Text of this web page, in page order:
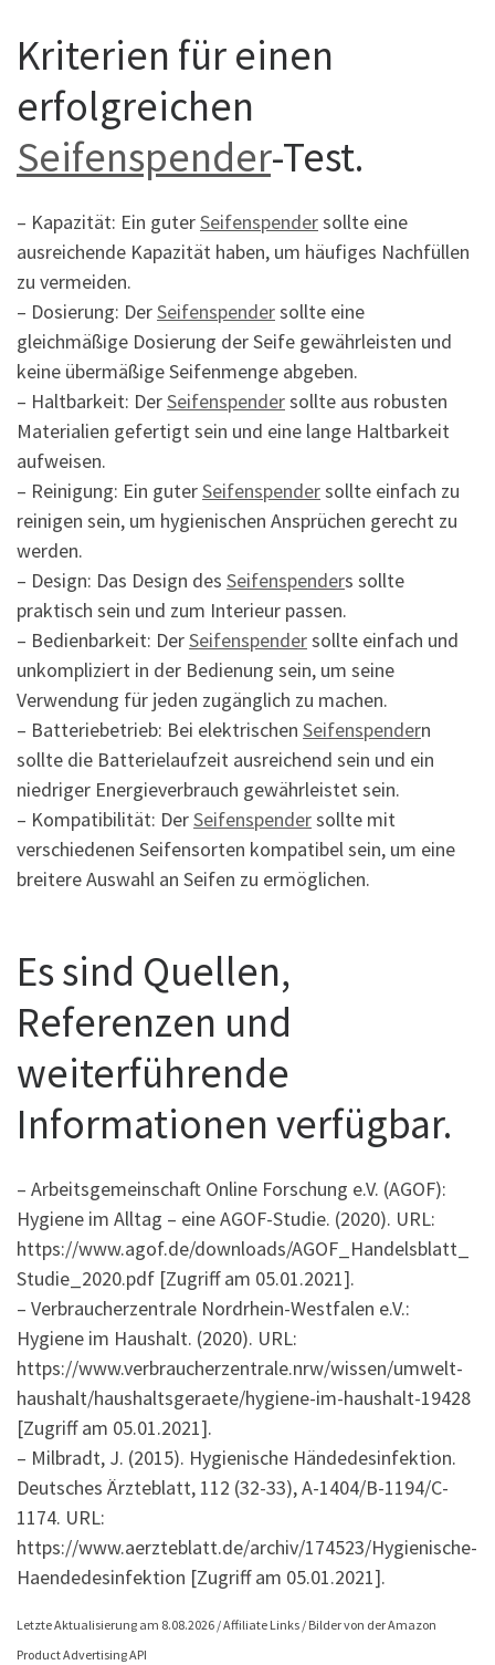
Kriterien für einen
erfolgreichen
Seifenspender-Test.
– Kapazität: Ein guterSeifenspendersollte eine
ausreichende Kapazität haben, um häufiges Nachfüllen
zu vermeiden.
– Dosierung: DerSeifenspendersollte eine
gleichmäßige Dosierung der Seife gewährleisten und
keine übermäßige Seifenmenge abgeben.
– Haltbarkeit: DerSeifenspendersollte aus robusten
Materialien gefertigt sein und eine lange Haltbarkeit
aufweisen.
– Reinigung: Ein guterSeifenspendersollte einfach zu
reinigen sein, um hygienischen Ansprüchen gerecht zu
werden.
– Design: Das Design des Seifenspenders sollte
praktisch sein und zum Interieur passen.
– Bedienbarkeit: DerSeifenspendersollte einfach und
unkompliziert in der Bedienung sein, um seine
Verwendung für jeden zugänglich zu machen.
– Batteriebetrieb: Bei elektrischen Seifenspendern
sollte die Batterielaufzeit ausreichend sein und ein
niedriger Energieverbrauch gewährleistet sein.
– Kompatibilität: DerSeifenspendersollte mit
verschiedenen Seifensorten kompatibel sein, um eine
breitere Auswahl an Seifen zu ermöglichen.
Es sind Quellen,
Referenzen und
weiterführende
Informationen verfügbar.
– Arbeitsgemeinschaft Online Forschung e.V. (AGOF):
Hygiene im Alltag – eine AGOF-Studie. (2020). URL:
https://www.agof.de/downloads/AGOF_Handelsblatt_
Studie_2020.pdf [Zugriff am 05.01.2021].
– Verbraucherzentrale Nordrhein-Westfalen e.V.:
Hygiene im Haushalt. (2020). URL:
https://www.verbraucherzentrale.nrw/wissen/umwelt-
haushalt/haushaltsgeraete/hygiene-im-haushalt-19428
[Zugriff am 05.01.2021].
– Milbradt, J. (2015). Hygienische Händedesinfektion.
Deutsches Ärzteblatt, 112 (32-33), A-1404/B-1194/C-
1174. URL:
https://www.aerzteblatt.de/archiv/174523/Hygienische-
Haendedesinfektion [Zugriff am 05.01.2021].
Letzte Aktualisierung am 8.08.2026 / Affiliate Links / Bilder von der Amazon
Product Advertising API